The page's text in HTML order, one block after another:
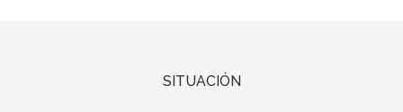
SITUACIÓN